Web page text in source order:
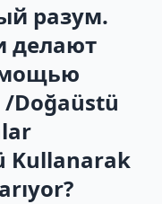
с п...
разум.
делают
Doğaüstü
Kullanarak